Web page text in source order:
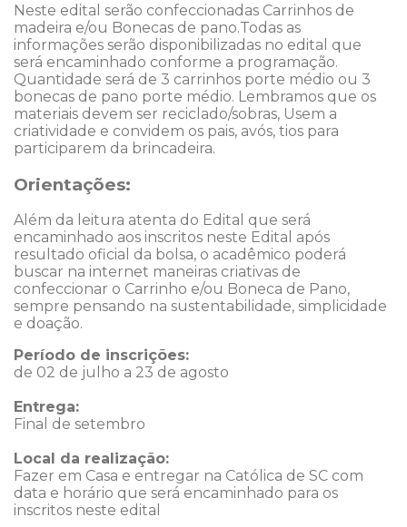
Neste edital serão confeccionadas Carrinhos de
madeira e/ou Bonecas de pano.Todas as
informações serão disponibilizadas no edital que
será encaminhado conforme a programação.
Quantidade será de 3 carrinhos porte médio ou 3
bonecas de pano porte médio. Lembramos que os
materiais devem ser reciclado/sobras, Usem a
criatividade e convidem os pais, avós, tios para
participarem da brincadeira.
Orientações:
Além da leitura atenta do Edital que será
encaminhado aos inscritos neste Edital após
resultado oficial da bolsa, o acadêmico poderá
buscar na internet maneiras criativas de
confeccionar o Carrinho e/ou Boneca de Pano,
sempre pensando na sustentabilidade, simplicidade
e doação.
Período de inscrições:
de 02 de julho a 23 de agosto
Entrega:
Final de setembro
Local da realização:
Fazer em Casa e entregar na Católica de SC com
data e horário que será encaminhado para os
inscritos neste edital